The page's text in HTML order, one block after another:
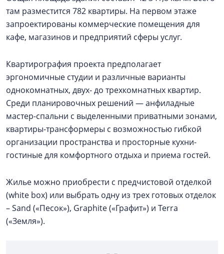
там разместится 782 квартиры. На первом этаже
запроектированы коммерческие помещения для
кафе, магазинов и предприятий сферы услуг.
Квартирография проекта предполагает
эргономичные студии и различные варианты
однокомнатных, двух- до трехкомнатных квартир.
Среди планировочных решений — анфиладные
мастер-спальни с выделенными приватными зонами,
квартиры-трансформеры с возможностью гибкой
организации пространства и просторные кухни-
гостиные для комфортного отдыха и приема гостей.
Жилье можно приобрести с предчистовой отделкой
(white box) или выбрать одну из трех готовых отделок
– Sand («Песок»), Graphite («Графит») и Terra
(«Земля»).